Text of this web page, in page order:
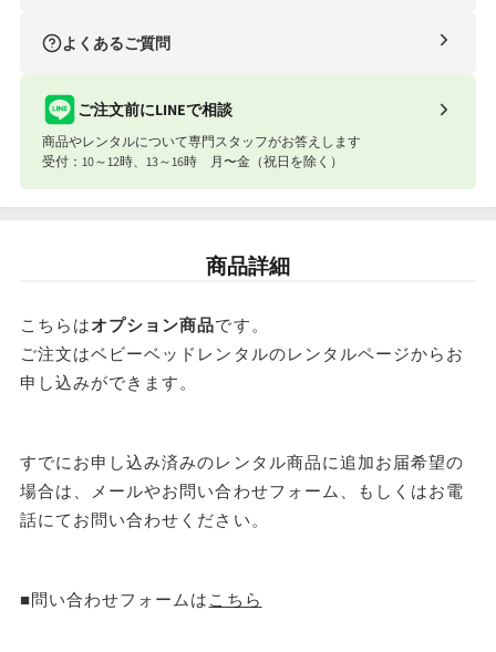
条件
合計8,801円以上
合計8,801円以下
東北・関東・信越・東海・北陸・関西
北海道・中国・四国・九州
よくあるご質問
ご注文前にLINEで相談
商品やレンタルについて専門スタッフがお答えします
受付：10～12時、13～16時 月〜金（祝日を除く）
商品詳細
こちらはオプション商品です。
ご注文はベビーベッドレンタルのレンタルページからお
申し込みができます。
すでにお申し込み済みのレンタル商品に追加お届希望の
場合は、メールやお問い合わせフォーム、もしくはお電
話にてお問い合わせください。
■問い合わせフォームは こちら